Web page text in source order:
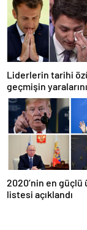
Liderlerin tarihi
geçmişin
çabaları
2020’nin en güçlü
listesi açıklandı